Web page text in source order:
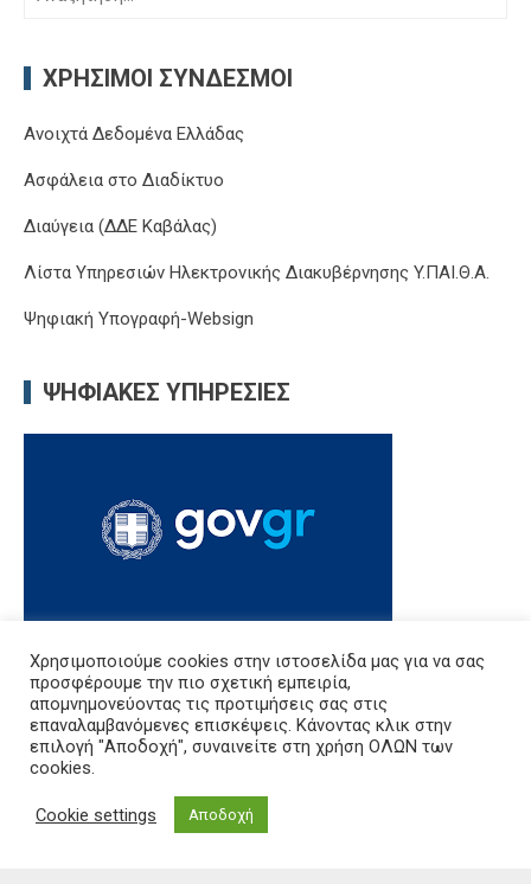
ΧΡΉΣΙΜΟΙ ΣΎΝΔΕΣΜΟΙ
Ανοιχτά Δεδομένα Ελλάδας
Ασφάλεια στο Διαδίκτυο
Διαύγεια (ΔΔΕ Καβάλας)
Λίστα Υπηρεσιών Ηλεκτρονικής Διακυβέρνησης Y.ΠΑΙ.Θ.Α.
Ψηφιακή Υπογραφή-Websign
ΨΗΦΙΑΚΈΣ ΥΠΗΡΕΣΊΕΣ
Δ.Δ.Ε. Καβάλας, Εθνικής Αντίστασης 20, Διοικητήριο, 5ος όροφος,
Καβάλα 65110
εμπιστευτική αλληλογραφία: empdkav@sch.gr
Χρησιμοποιούμε cookies στην ιστοσελίδα μας για να σας
προσφέρουμε την πιο σχετική εμπειρία,
απομνημονεύοντας τις προτιμήσεις σας στις
επαναλαμβανόμενες επισκέψεις. Κάνοντας κλικ στην
επιλογή "Αποδοχή", συναινείτε στη χρήση ΟΛΩΝ των
cookies.
Cookie settings Αποδοχή